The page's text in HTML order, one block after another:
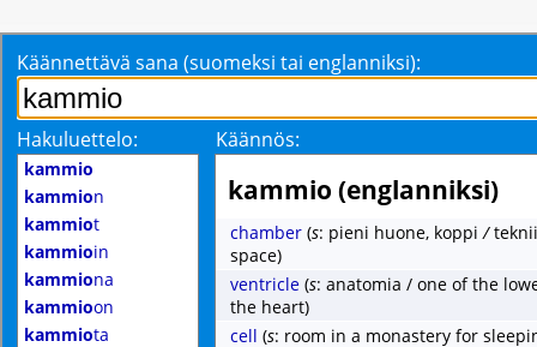
Käännettävä sana (suomeksi tai englanniksi):
Hakuluettelo: Käännös:
kammio
kammion
kammiot
kammioin
kammiona
kammioon
kammiota
kammio (englanniksi)
chamber (s: pieni huone, koppi/
space)
ventricle (s: anatomia / one of the
the heart)
cell (s: room in a monastery for